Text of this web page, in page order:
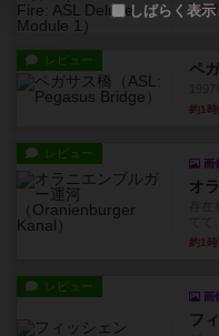
約1
レビュー ペ
約1
レビュー
画
オ
約1
レビュー
画
フ
しばらく表示